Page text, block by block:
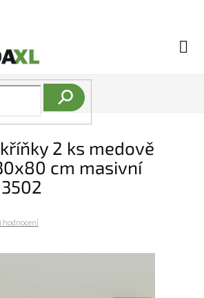
2 ks medově
cm masivní
je 0,0 z 5 hvězdiček.
hodnocení